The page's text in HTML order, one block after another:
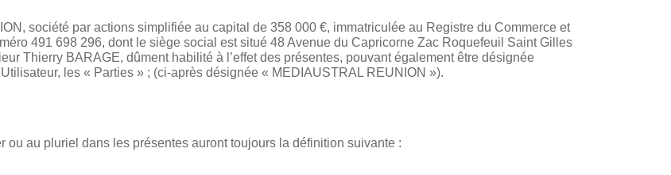
société par actions simplifiée au capital de 358 000 €, immatriculée au Registre du Commerce et
491 698 296, dont le siège social est situé 48 Avenue du Capricorne Zac Roquefeuil Saint Gilles
Thierry BARAGE, dûment habilité à l’effet des présentes, pouvant également être désignée
les « Parties » ; (ci-après désignée « MEDIAUSTRAL REUNION »).
ou au pluriel dans les présentes auront toujours la définition suivante :